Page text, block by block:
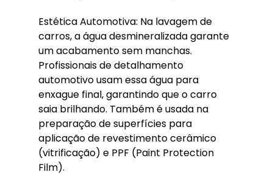
Estética Automotiva: Na lavagem de
carros, a água desmineralizada garante
um acabamento sem manchas.
Profissionais de detalhamento
automotivo usam essa água para
enxague final, garantindo que o carro
saia brilhando. Também é usada na
preparação de superfícies para
aplicação de revestimento cerâmico
(vitrificação) e PPF (Paint Protection
Film).